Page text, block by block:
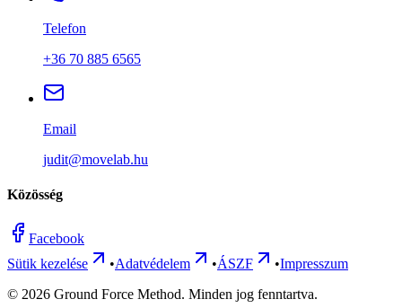
Telefon
+36 70 885 6565
Email
judit@movelab.hu
Közösség
Facebook
Sütik kezelése
•Adatvédelem •ÁSZF •Impresszum
© 2026 Ground Force Method. Minden jog fenntartva.